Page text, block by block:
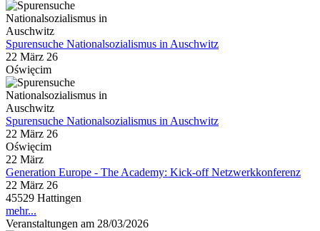
Spurensuche Nationalsozialismus in Auschwitz
22 März 26
Oświęcim
Spurensuche Nationalsozialismus in Auschwitz
22 März 26
Oświęcim
22 März
Generation Europe - The Academy: Kick-off Netzwerkkonferenz
22 März 26
45529 Hattingen
mehr...
Veranstaltungen am 28/03/2026